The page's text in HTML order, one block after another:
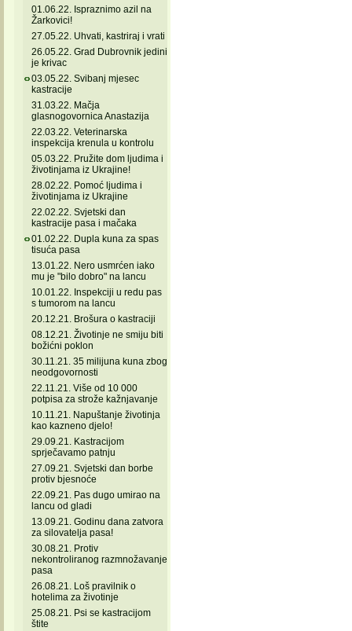
01.06.22. Ispraznimo azil na
Žarkovici!
27.05.22. Uhvati, kastriraj i vrati
26.05.22. Grad Dubrovnik jedini
je krivac
03.05.22. Svibanj mjesec
kastracije
31.03.22. Mačja
glasnogovornica Anastazija
22.03.22. Veterinarska
inspekcija krenula u kontrolu
05.03.22. Pružite dom ljudima i
životinjama iz Ukrajine!
28.02.22. Pomoć ljudima i
životinjama iz Ukrajine
22.02.22. Svjetski dan
kastracije pasa i mačaka
01.02.22. Dupla kuna za spas
tisuća pasa
13.01.22. Nero usmrćen iako
mu je "bilo dobro" na lancu
10.01.22. Inspekciji u redu pas
s tumorom na lancu
20.12.21. Brošura o kastraciji
08.12.21. Životinje ne smiju biti
božićni poklon
30.11.21. 35 milijuna kuna zbog
neodgovornosti
22.11.21. Više od 10 000
potpisa za strože kažnjavanje
10.11.21. Napuštanje životinja
kao kazneno djelo!
29.09.21. Kastracijom
sprječavamo patnju
27.09.21. Svjetski dan borbe
protiv bjesnoće
22.09.21. Pas dugo umirao na
lancu od gladi
13.09.21. Godinu dana zatvora
za silovatelja pasa!
30.08.21. Protiv
nekontroliranog razmnožavanje
pasa
26.08.21. Loš pravilnik o
hotelima za životinje
25.08.21. Psi se kastracijom
štite